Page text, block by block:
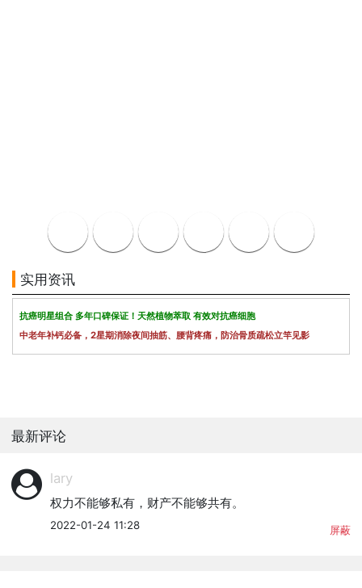
实用资讯
抗癌明星组合 多年口碑保证！天然植物萃取 有效对抗癌细胞
中老年补钙必备，2星期消除夜间抽筋、腰背疼痛，防治骨质疏松立竿见影
最新评论
lary
权力不能够私有，财产不能够共有。
2022-01-24 11:28 屏蔽